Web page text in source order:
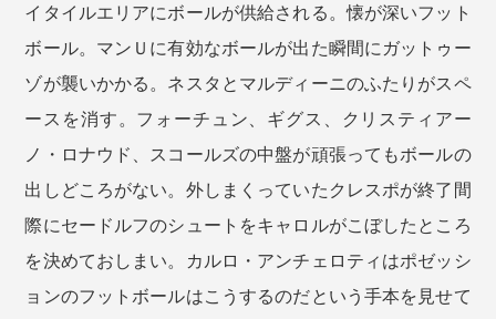
イタイルエリアにボールが供給される。懐が深いフット
ボール。マンＵに有効なボールが出た瞬間にガットゥー
ゾが襲いかかる。ネスタとマルディーニのふたりがスペ
ースを消す。フォーチュン、ギグス、クリスティアー
ノ・ロナウド、スコールズの中盤が頑張ってもボールの
出しどころがない。外しまくっていたクレスポが終了間
際にセードルフのシュートをキャロルがこぼしたところ
を決めておしまい。カルロ・アンチェロティはポゼッシ
ョンのフットボールはこうするのだという手本を見せて